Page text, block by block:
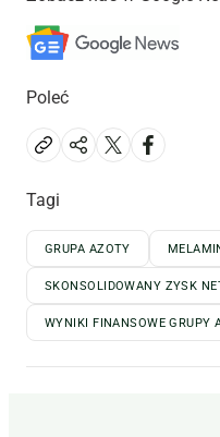
Poleć
Tagi
GRUPA AZOTY
SKONSOLIDOWANY ZYSK
WYNIKI FINANSOWE GRUPY